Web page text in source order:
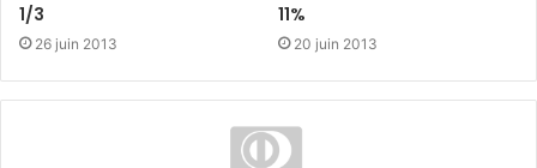
1/3
26 juin 2013
11%
20 juin 2013